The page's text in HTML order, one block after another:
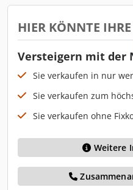
HIER KÖNNTE
Versteigern mit der
Sie verkaufen in nur
Sie verkaufen zum
Sie verkaufen ohne
Weitere